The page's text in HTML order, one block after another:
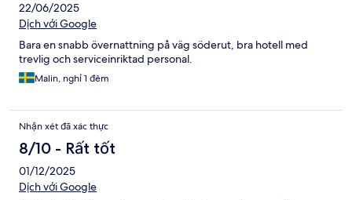
22/06/2025
Dịch với Google
Bara en snabb övernattning på väg söderut, bra hotell med
trevlig och serviceinriktad personal.
Malin, nghỉ 1 đêm
Nhận xét đã xác thực
8/10 - Rất tốt
01/12/2025
Dịch với Google